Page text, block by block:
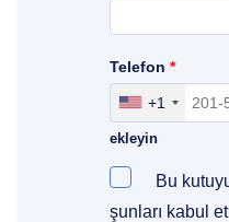
Bölgenizi,
ekleyin
+1
Telefon *
Bu
şunları kabul